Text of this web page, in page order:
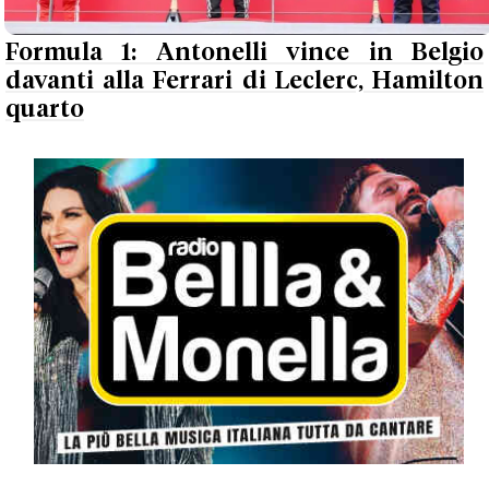
Formula 1: Antonelli vince in Belgio
davanti alla Ferrari di Leclerc, Hamilton
quarto